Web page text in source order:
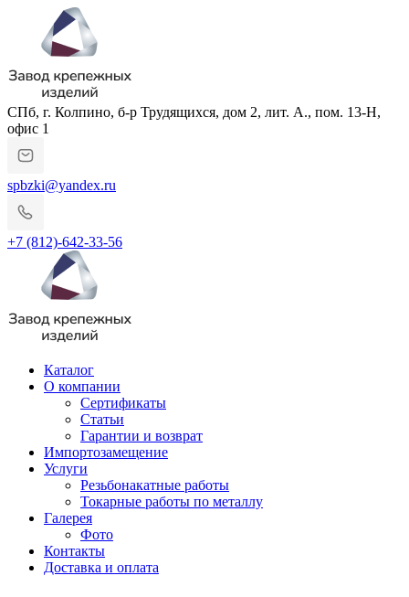
СПб, г. Колпино, б-р Трудящихся, дом 2, лит. А., пом. 13-Н,
офис 1
spbzki@yandex.ru
+7 (812)-642-33-56
Каталог
О компании
Сертификаты
Статьи
Гарантии и возврат
Импортозамещение
Услуги
Резьбонакатные работы
Токарные работы по металлу
Галерея
Фото
Контакты
Доставка и оплата